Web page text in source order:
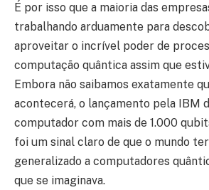
É por isso que a maioria das
trabalhando arduamente para
aproveitar o incrível poder de
computação quântica assim que
Embora não saibamos exatamente
acontecerá, o lançamento pela IBM
computador com mais de 1.000
foi um sinal claro de que o mundo
generalizado a computadores
que se imaginava.